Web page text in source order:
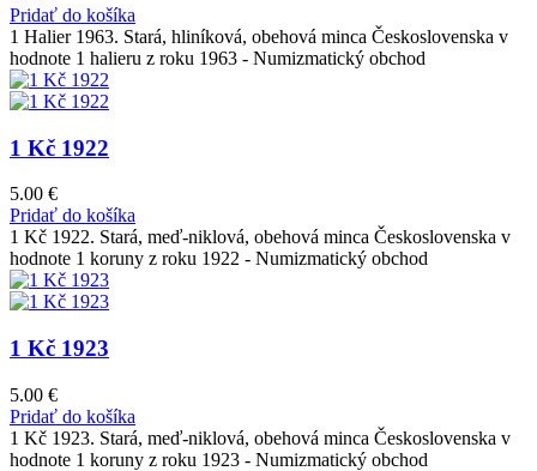
Pridať do košíka
1 Halier 1963. Stará, hliníková, obehová minca Československa v
hodnote 1 halieru z roku 1963 - Numizmatický obchod
1 Kč 1922
5.00 €
Pridať do košíka
1 Kč 1922. Stará, meď-niklová, obehová minca Československa v
hodnote 1 koruny z roku 1922 - Numizmatický obchod
1 Kč 1923
5.00 €
Pridať do košíka
1 Kč 1923. Stará, meď-niklová, obehová minca Československa v
hodnote 1 koruny z roku 1923 - Numizmatický obchod